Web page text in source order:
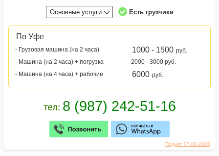
Поднят 07.08.2026
Основные услуги Есть грузчики
По Уфе :
- Грузовая машина (на 2 часа)
1000 - 1500 руб.
- Машина (на 2 часа) + погрузка
2000 - 3000 руб.
- Машина (на 4 часа) + рабочие
6000 руб.